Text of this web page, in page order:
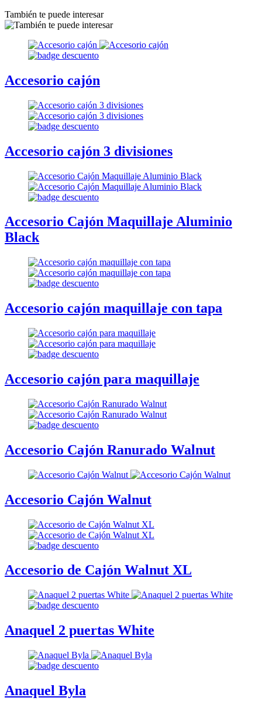
También te puede interesar
Accesorio cajón
Accesorio cajón 3 divisiones
Accesorio Cajón Maquillaje Aluminio
Black
Accesorio cajón maquillaje con tapa
Accesorio cajón para maquillaje
Accesorio Cajón Ranurado Walnut
Accesorio Cajón Walnut
Accesorio de Cajón Walnut XL
Anaquel 2 puertas White
Anaquel Byla